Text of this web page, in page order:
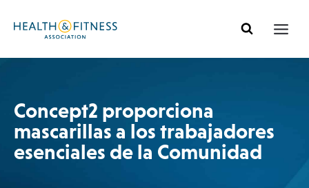
Concept2 proporciona
mascarillas a los trabajadores
esenciales de la Comunidad